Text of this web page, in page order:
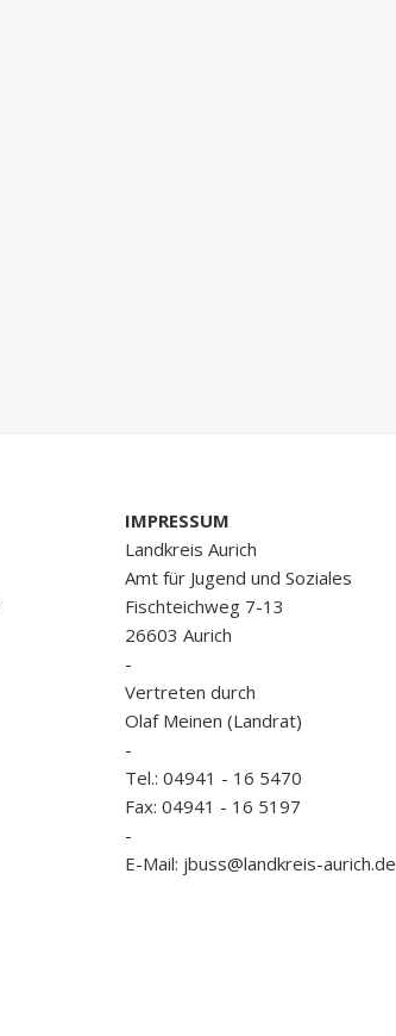
IMPRESSUM
Landkreis Aurich
Amt für Jugend und Soziales
Fischteichweg 7-13
26603 Aurich
-
Vertreten durch
Olaf Meinen (Landrat)
-
Tel.: 04941 - 16 5470
Fax: 04941 - 16 5197
-
E-Mail: jbuss@landkreis-aurich.de